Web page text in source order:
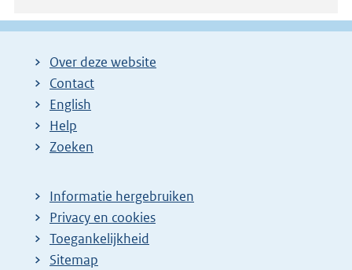
Over deze website
Contact
English
Help
Zoeken
Informatie hergebruiken
Privacy en cookies
Toegankelijkheid
Sitemap